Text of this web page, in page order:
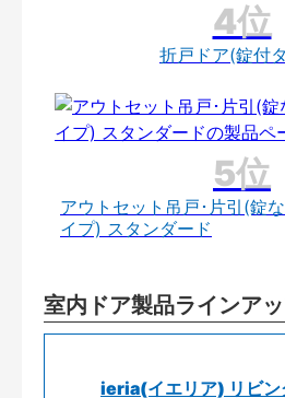
折戸ドア(錠付
アウトセット吊戸･片引(錠
イプ) スタンダード
室内ドア製品ラインア
ieria(イエリア) リビン